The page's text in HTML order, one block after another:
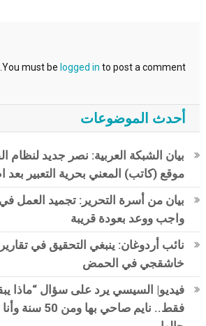
You must be logged in to post a comment.
أحدث الموضوعات
بيان الشبكة العربية: نصر جديد
موقع (كاتب) المعني بحرية التعبير بعد
بيان من أسرة التحرير: تجميد العمل
واجب ووعد بعودة قريبة
نائب أردوغان: ينبغي التحقيق في
خاشقجي في الحمض
فيديو| السيسي يرد على سؤال “ماذا
فقط.. نايم صاحي